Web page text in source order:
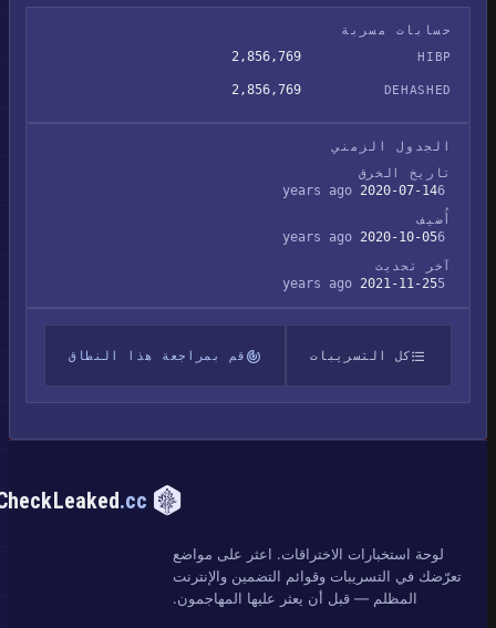
حسابات مسربة
HIBP
2,856,769
DEHASHED
2,856,769
الجدول الزمني
تاريخ الخرق
2020-07-14
أُضيف
2020-10-05
آخر تحديث
2021-11-25
كل التسريبات قم بمراجعة هذا النطاق
CheckLeaked.cc
لوحة استخبارات الاختراقات. اعثر على مواضع
تعرّضك في التسريبات وقوائم التضمين والإنترنت
المظلم — قبل أن يعثر عليها المهاجمون.